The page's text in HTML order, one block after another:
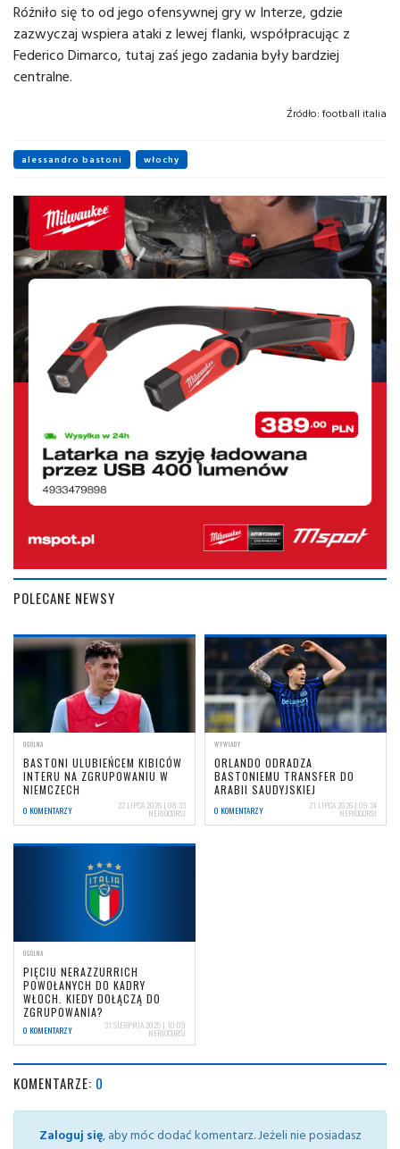
Różniło się to od jego ofensywnej gry w Interze, gdzie
zazwyczaj wspiera ataki z lewej flanki, współpracując z
Federico Dimarco, tutaj zaś jego zadania były bardziej
centralne.
Źródło: football italia
alessandro bastoni włochy
POLECANE NEWSY
OGÓLNA
BASTONI ULUBIEŃCEM KIBICÓW
INTERU NA ZGRUPOWANIU W
NIEMCZECH
0 KOMENTARZY 22 LIPCA 2026 | 08:33
NERIOCORSI
WYWIADY
ORLANDO ODRADZA
BASTONIEMU TRANSFER DO
ARABII SAUDYJSKIEJ
0 KOMENTARZY 21 LIPCA 2026 | 09:34
NERIOCORSI
OGÓLNA
PIĘCIU NERAZZURRICH
POWOŁANYCH DO KADRY
WŁOCH. KIEDY DOŁĄCZĄ DO
ZGRUPOWANIA?
0 KOMENTARZY 31 SIERPNIA 2025 | 10:09
NERIOCORSI
KOMENTARZE: 0
Zaloguj się, aby móc dodać komentarz. Jeżeli nie posiadasz